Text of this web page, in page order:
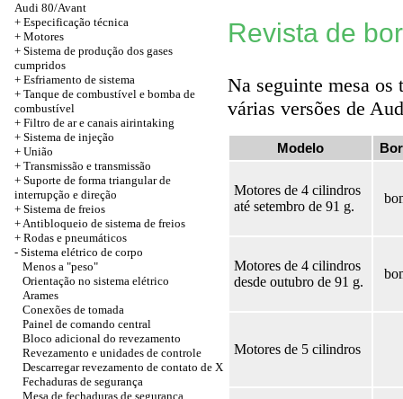
Audi 80/Avant
+ Especificação técnica
+ Motores
+ Sistema de produção dos gases
cumpridos
+ Esfriamento de sistema
+ Tanque de combustível e bomba de
combustível
+ Filtro de ar e canais airintaking
+ Sistema de injeção
+ União
+ Transmissão e transmissão
+ Suporte de forma triangular de
interrupção e direção
+ Sistema de freios
+ Antibloqueio de sistema de freios
+ Rodas e pneumáticos
- Sistema elétrico de corpo
Menos a "peso"
Orientação no sistema elétrico
Arames
Conexões de tomada
Painel de comando central
Bloco adicional do revezamento
Revezamento e unidades de controle
Descarregar revezamento de contato de X
Fechaduras de segurança
Mesa de fechaduras de segurança
Revista de
Na seguinte mesa
várias versões de
Modelo
Motores de 4 cilindros
até setembro de 91 g.
Motores de 4 cilindros
desde outubro de 91 g.
Motores de 5 cilindros